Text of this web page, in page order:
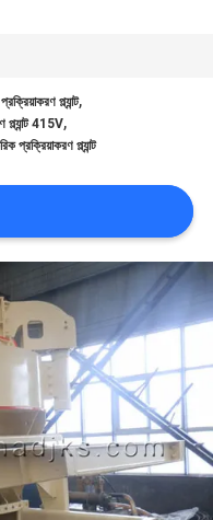
প্ল্যান্ট,
প্ল্যান্ট 415V,
প্রক্রিয়াকরণ প্ল্যান্ট